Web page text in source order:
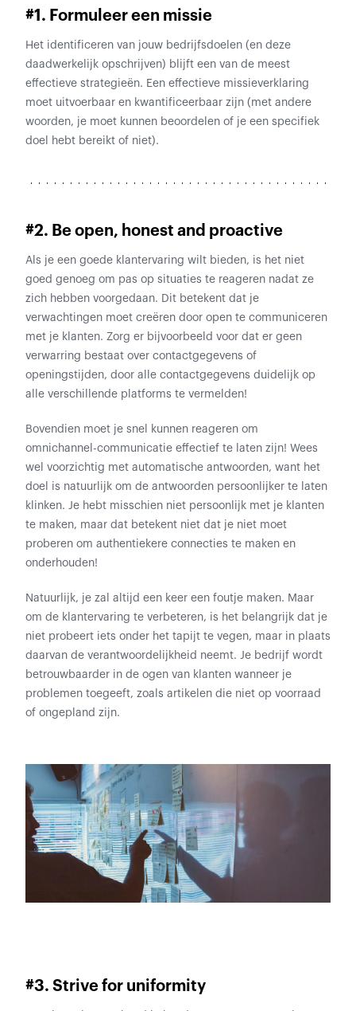
#1. Formuleer een missie
Het identificeren van jouw bedrijfsdoelen (en deze
daadwerkelijk opschrijven) blijft een van de meest
effectieve strategieën. Een effectieve missieverklaring
moet uitvoerbaar en kwantificeerbaar zijn (met andere
woorden, je moet kunnen beoordelen of je een specifiek
doel hebt bereikt of niet).
#2. Be open, honest and proactive
Als je een goede klantervaring wilt bieden, is het niet
goed genoeg om pas op situaties te reageren nadat ze
zich hebben voorgedaan. Dit betekent dat je
verwachtingen moet creëren door open te communiceren
met je klanten. Zorg er bijvoorbeeld voor dat er geen
verwarring bestaat over contactgegevens of
openingstijden, door alle contactgegevens duidelijk op
alle verschillende platforms te vermelden!
Bovendien moet je snel kunnen reageren om
omnichannel-communicatie effectief te laten zijn! Wees
wel voorzichtig met automatische antwoorden, want het
doel is natuurlijk om de antwoorden persoonlijker te laten
klinken. Je hebt misschien niet persoonlijk met je klanten
te maken, maar dat betekent niet dat je niet moet
proberen om authentiekere connecties te maken en
onderhouden!
Natuurlijk, je zal altijd een keer een foutje maken. Maar
om de klantervaring te verbeteren, is het belangrijk dat je
niet probeert iets onder het tapijt te vegen, maar in plaats
daarvan de verantwoordelijkheid neemt. Je bedrijf wordt
betrouwbaarder in de ogen van klanten wanneer je
problemen toegeeft, zoals artikelen die niet op voorraad
of ongepland zijn.
#3. Strive for uniformity